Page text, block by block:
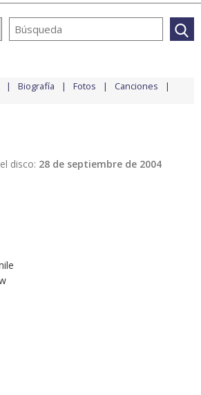
Biografía Fotos Canciones
disco: 28 de septiembre de 2004